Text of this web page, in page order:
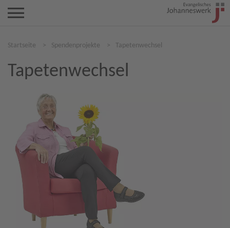
Startseite > Spendenprojekte > Tapetenwechsel
Tapetenwechsel